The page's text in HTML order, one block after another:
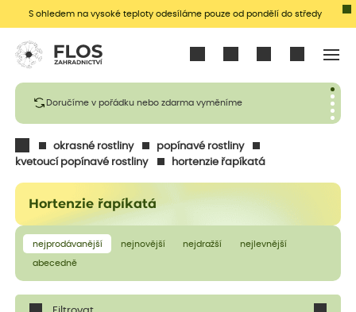
S ohledem na vysoké teploty odesíláme pouze od pondělí do středy
Doručíme v pořádku nebo zdarma vyměníme
okrasné rostliny
popínavé rostliny
kvetoucí popínavé rostliny
hortenzie řapíkatá
Hortenzie řapíkatá
nejprodávanější nejnovější nejdražší nejlevnější
abecedně